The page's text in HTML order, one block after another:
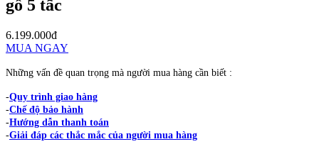
gỗ 5 tấc
6.199.000đ
MUA NGAY
Những vấn đề quan trọng mà người mua hàng cần biết :
-Quy trình giao hàng
-Chế độ bảo hành
-Hướng dẫn thanh toán
-Giải đáp các thắc mắc của người mua hàng